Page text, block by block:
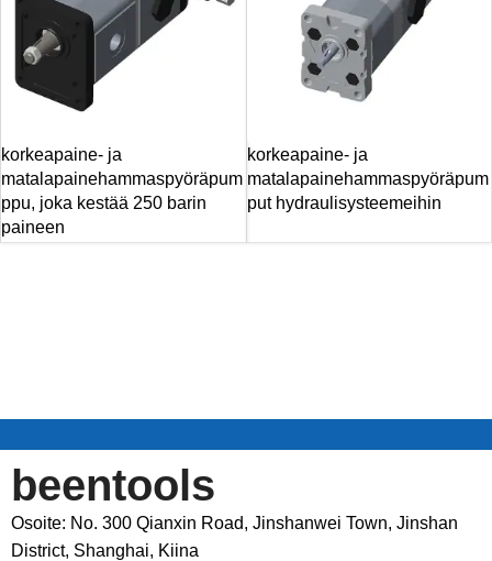
korkeapaine- ja
matalapainehammaspyöräpum
ppu, joka kestää 250 barin
paineen
korkeapaine- ja
matalapainehammaspyöräpum
put hydraulisysteemeihin
beentools
Osoite: No. 300 Qianxin Road, Jinshanwei Town, Jinshan
District, Shanghai, Kiina